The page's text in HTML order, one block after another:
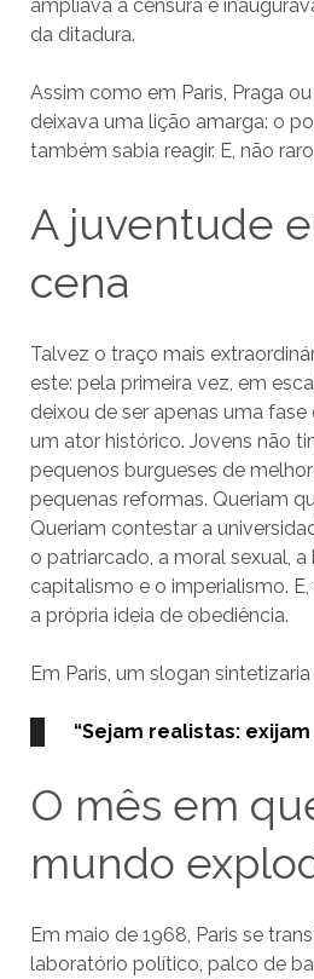
ampliava a censura e
da ditadura.
Assim como em Paris, Praga
deixava uma lição amarga: o
também sabia reagir. E, não
A juventude
cena
Talvez o traço mais
este: pela primeira vez, em
deixou de ser apenas uma
um ator histórico. Jovens não
pequenos burgueses de
pequenas reformas. Queriam
Queriam contestar a
o patriarcado, a moral sexual, a
capitalismo e o imperialismo.
a própria ideia de obediência.
Em Paris, um slogan
“Sejam realistas:
O mês em
mundo
Em maio de 1968, Paris se
laboratório político, palco de